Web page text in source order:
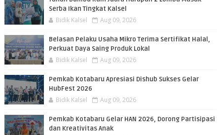
Serba Ikan Tingkat Kalsel
Bidik Kalsel Aug 09, 2026
Belasan Pelaku Usaha Mikro Terima Sertifikat Halal,
Perkuat Daya Saing Produk Lokal
Bidik Kalsel Aug 09, 2026
Pemkab Kotabaru Apresiasi Dishub Sukses Gelar
HubFest 2026
Bidik Kalsel Aug 09, 2026
Pemkab Kotabaru Gelar HAN 2026, Dorong Partisipasi
dan Kreativitas Anak